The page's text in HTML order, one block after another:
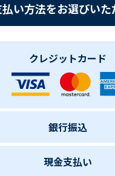
い方法をお選びいた
クレジットカード
銀行振込
現金支払い